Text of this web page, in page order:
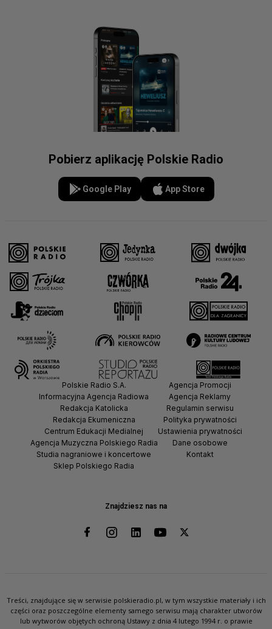
Pobierz aplikację Polskie Radio
Google Play App Store
Znajdziesz nas na
Polskie Radio S.A.
Informacyjna Agencja Radiowa
Redakcja Katolicka
Redakcja Ekumeniczna
Centrum Edukacji Medialnej
Agencja Muzyczna Polskiego Radia
Studia nagraniowe i koncertowe
Sklep Polskiego Radia
Agencja Promocji
Agencja Reklamy
Regulamin serwisu
Polityka prywatności
Ustawienia prywatności
Dane osobowe
Kontakt
Treści, znajdujące się w serwisie polskieradio.pl, w tym wszystkie materiały i ich
części oraz poszczególne elementy samego serwisu mają charakter utworów
lub wytworów objętych ochroną Ustawy z dnia 4 lutego 1994 r. o prawie